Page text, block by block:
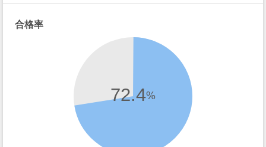
合格率
72.4%